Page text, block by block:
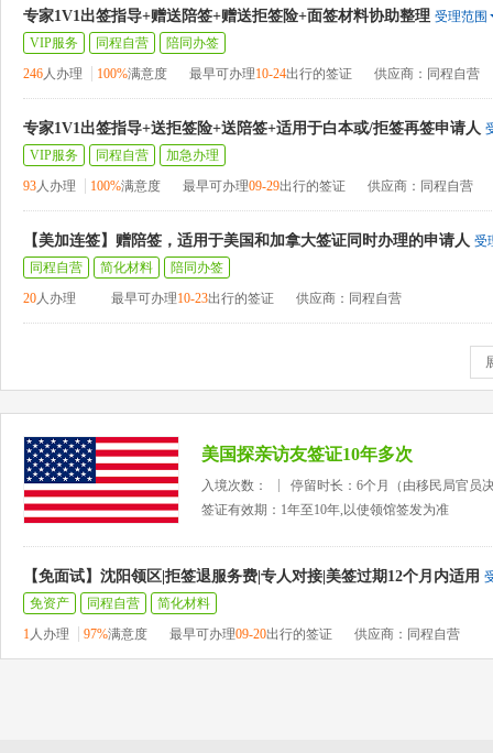
专家1V1出签指导+赠送陪签+赠送拒签险+面签材料协助整理 受理范围
VIP服务
同程自营
陪同办签
246人办理 100%满意度 最早可办理10-24出行的签证 供应商：同程自营
专家1V1出签指导+送拒签险+送陪签+适用于白本或/拒签再签申请人
VIP服务
同程自营
加急办理
93人办理 100%满意度 最早可办理09-29出行的签证 供应商：同程自营
【美加连签】赠陪签，适用于美国和加拿大签证同时办理的申请人 受
同程自营
简化材料
陪同办签
20人办理 最早可办理10-23出行的签证 供应商：同程自营
美国探亲访友签证10年多次
入境次数：
停留时长：6个月（由移民局官员
签证有效期：1年至10年,以使领馆签发为准
【免面试】沈阳领区|拒签退服务费|专人对接|美签过期12个月内适用
免资产
同程自营
简化材料
1人办理 97%满意度 最早可办理09-20出行的签证 供应商：同程自营